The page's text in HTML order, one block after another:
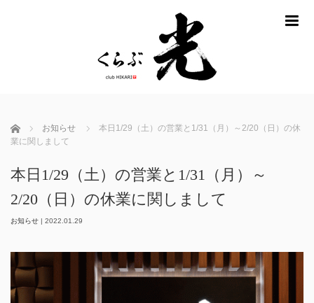
ホーム お知らせ
本日1/29（土）の営業と1/31（月）～2/20（日）の休
業に関しまして
本日1/29（土）の営業と1/31（月）～
2/20（日）の休業に関しまして
お知らせ | 2022.01.29